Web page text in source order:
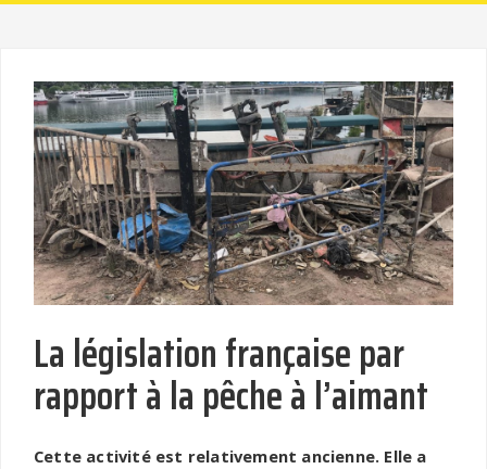
La législation française par
rapport à la pêche à l’aimant
Cette activité est relativement ancienne. Elle a